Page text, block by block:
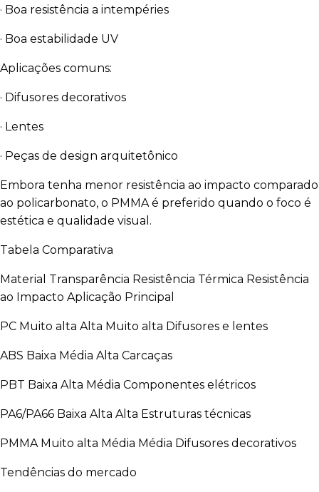
· Boa resistência a intempéries
· Boa estabilidade UV
Aplicações comuns:
· Difusores decorativos
· Lentes
· Peças de design arquitetônico
Embora tenha menor resistência ao impacto comparado
ao policarbonato, o PMMA é preferido quando o foco é
estética e qualidade visual.
Tabela Comparativa
Material Transparência Resistência Térmica Resistência
ao Impacto Aplicação Principal
PC Muito alta Alta Muito alta Difusores e lentes
ABS Baixa Média Alta Carcaças
PBT Baixa Alta Média Componentes elétricos
PA6/PA66 Baixa Alta Alta Estruturas técnicas
PMMA Muito alta Média Média Difusores decorativos
Tendências do mercado